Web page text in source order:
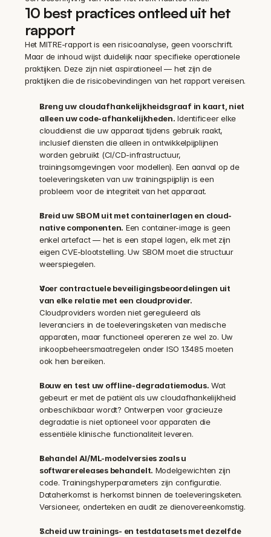
10 best practices ontleed uit het
rapport
Het MITRE-rapport is een risicoanalyse, geen voorschrift.
Maar de inhoud wijst duidelijk naar specifieke operationele
praktijken. Deze zijn niet aspirationeel — het zijn de
praktijken die de risicobevindingen van het rapport vereisen.
Breng uw cloudafhankelijkheidsgraaf in kaart, niet
alleen uw code-afhankelijkheden. Identificeer elke
clouddienst die uw apparaat tijdens gebruik raakt,
inclusief diensten die alleen in ontwikkelpijplijnen
worden gebruikt (CI/CD-infrastructuur,
trainingsomgevingen voor modellen). Een aanval op de
toeleveringsketen van uw trainingspijplijn is een
probleem voor de integriteit van het apparaat.
Breid uw SBOM uit met containerlagen en cloud-
native componenten. Een container-image is geen
enkel artefact — het is een stapel lagen, elk met zijn
eigen CVE-blootstelling. Uw SBOM moet die structuur
weerspiegelen.
Voer contractuele beveiligingsbeoordelingen uit
van elke relatie met een cloudprovider.
Cloudproviders worden niet gereguleerd als
leveranciers in de toeleveringsketen van medische
apparaten, maar functioneel opereren ze wel zo. Uw
inkoopbeheersmaatregelen onder ISO 13485 moeten
ook hen bereiken.
Bouw en test uw offline-degradatiemodus. Wat
gebeurt er met de patiënt als uw cloudafhankelijkheid
onbeschikbaar wordt? Ontwerpen voor gracieuze
degradatie is niet optioneel voor apparaten die
essentiële klinische functionaliteit leveren.
Behandel AI/ML-modelversies zoals u
softwarereleases behandelt. Modelgewichten zijn
code. Trainingshyperparameters zijn configuratie.
Dataherkomst is herkomst binnen de toeleveringsketen.
Versioneer, onderteken en audit ze dienovereenkomstig.
Scheid uw trainings- en testdatasets met dezelfde